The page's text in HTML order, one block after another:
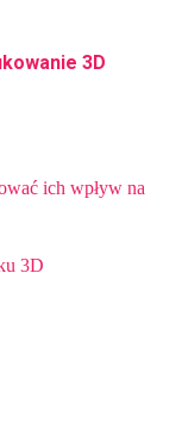
3D
ich wpływ na
3D